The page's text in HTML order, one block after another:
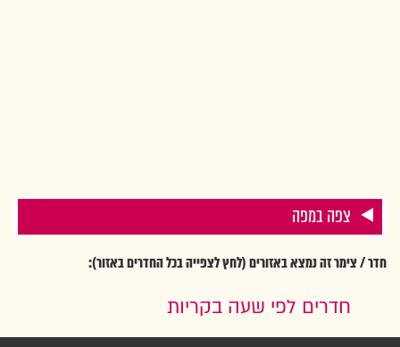
צפה במפה
חדר / צימר זה נמצא באזורים (לחץ לצפייה בכל החדרים באזור):
חדרים לפי שעה בקריות